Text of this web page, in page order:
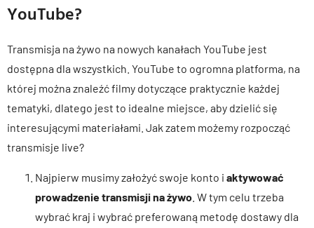
YouTube?
Transmisja na żywo na nowych kanałach YouTube jest
dostępna dla wszystkich. YouTube to ogromna platforma, na
której można znaleźć filmy dotyczące praktycznie każdej
tematyki, dlatego jest to idealne miejsce, aby dzielić się
interesującymi materiałami. Jak zatem możemy rozpocząć
transmisje live?
Najpierw musimy założyć swoje konto i aktywować
prowadzenie transmisji na żywo . W tym celu trzeba
wybrać kraj i wybrać preferowaną metodę dostawy dla